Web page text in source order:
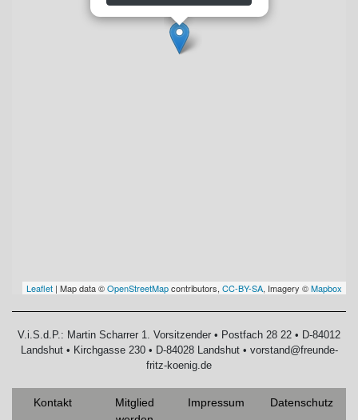
Leaflet | Map data ©OpenStreetMapcontributors, CC-BY-SA, Imagery ©Mapbox
V.i.S.d.P.: Martin Scharrer 1. Vorsitzender • Postfach 28 22 • D-84012
Landshut • Kirchgasse 230 • D-84028 Landshut • vorstand@freunde-
fritz-koenig.de
Kontakt
Mitglied
Impressum Datenschutz